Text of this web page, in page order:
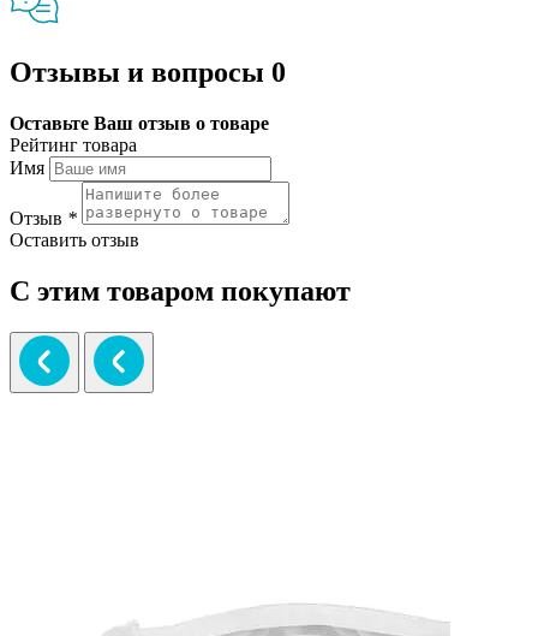
Отзывы и вопросы 0
Оставьте Ваш отзыв о товаре
Рейтинг товара
Имя
Отзыв *
Оставить отзыв
С этим товаром покупают